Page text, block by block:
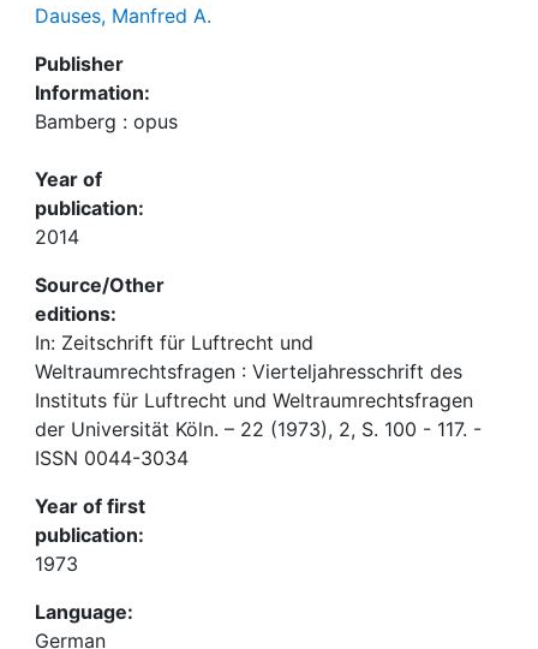
Dauses, Manfred A.
Publisher
Information:
Bamberg : opus
Year of
publication:
2014
Source/Other
editions:
In: Zeitschrift für Luftrecht und
Weltraumrechtsfragen : Vierteljahresschrift des
Instituts für Luftrecht und Weltraumrechtsfragen
der Universität Köln. – 22 (1973), 2, S. 100 - 117. -
ISSN 0044-3034
Year of first
publication:
1973
Language:
German